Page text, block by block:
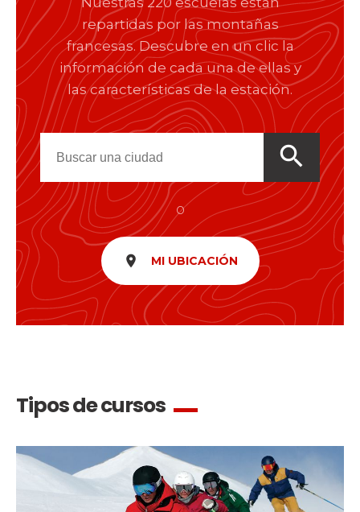
repartidas por las montañas
francesas. Descubre en un clic la
información de cada una de ellas y
las características de la estación.
search
o
room MI UBICACIÓN
Tipos de cursos